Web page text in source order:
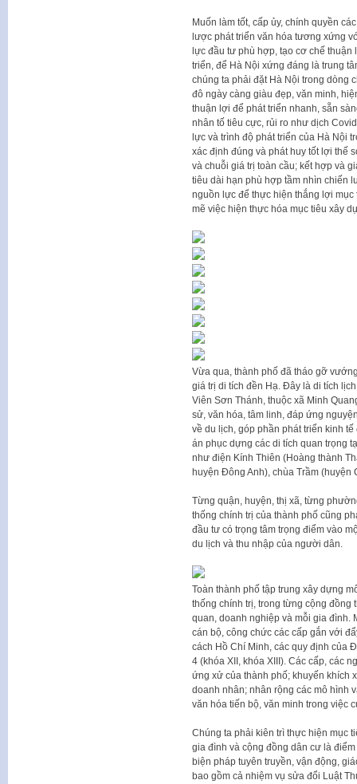
Muốn làm tốt, cấp ủy, chính quyền
lược phát triển văn hóa tương xứng
lực đầu tư phù hợp, tạo cơ chế
triển, để Hà Nội xứng đáng là trung
chúng ta phải đặt Hà Nội trong dòng
đô ngày càng giàu đẹp, văn minh,
thuận lợi để phát triển nhanh, sẵn
nhân tố tiêu cực, rủi ro như dịch
lực và trình độ phát triển của Hà Nội
xác định đúng và phát huy tốt lợi thế
và chuỗi giá trị toàn cầu; kết hợp và
tiêu dài hạn phù hợp tầm nhìn chiến
nguồn lực để thực hiện thắng lợi
mẽ việc hiện thực hóa mục tiêu xây
Vừa qua, thành phố đã tháo gỡ
giá trị di tích đền Hạ. Đây là di tích
Viên Sơn Thánh, thuộc xã Minh
sử, văn hóa, tâm linh, đáp ứng
về du lịch, góp phần phát triển kinh
án phục dựng các di tích quan trọng
như điện Kính Thiên (Hoàng thành
huyện Đông Anh), chùa Trầm
Từng quận, huyện, thị xã, từng
thống chính trị của thành phố cũng
đầu tư có trọng tâm trọng điểm vào
du lịch và thu nhập của người dân.
Toàn thành phố tập trung xây dựng
thống chính trị, trong từng cộng
quan, doanh nghiệp và mỗi gia đình.
cán bộ, công chức các cấp gắn với
cách Hồ Chí Minh, các quy định của
4 (khóa XII, khóa XIII). Các cấp, các
ứng xử của thành phố; khuyến khích
doanh nhân; nhân rộng các mô hình
văn hóa tiến bộ, văn minh trong việc
Chúng ta phải kiên trì thực hiện mục
gia đình và cộng đồng dân cư là
biện pháp tuyên truyền, vận động,
bao gồm cả nhiệm vụ sửa đổi Luật